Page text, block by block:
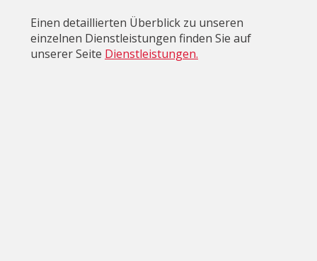
Einen detaillierten Überblick zu unseren
einzelnen Dienstleistungen finden Sie auf
unsererSeite Dienstleistungen.